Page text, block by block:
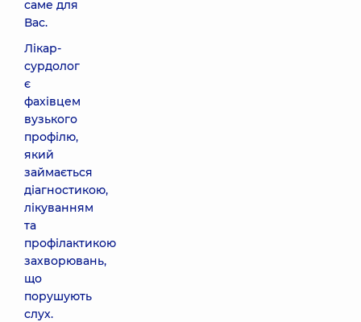
саме для
Вас.
Лікар-
сурдолог
є
фахівцем
вузького
профілю,
який
займається
діагностикою,
лікуванням
та
профілактикою
захворювань,
що
порушують
слух.